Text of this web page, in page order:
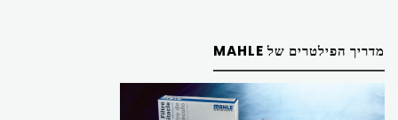
מדריך הפילטרים של MAHLE